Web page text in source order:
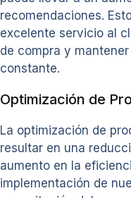
recomendaciones.
excelente servicio al
de compra y
constante.
Optimización de
La optimización de
resultar en una
aumento en la
implementación de